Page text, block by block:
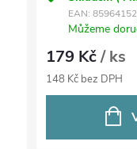
EAN:
Můžeme
179 Kč/ ks
148 Kč bez DPH